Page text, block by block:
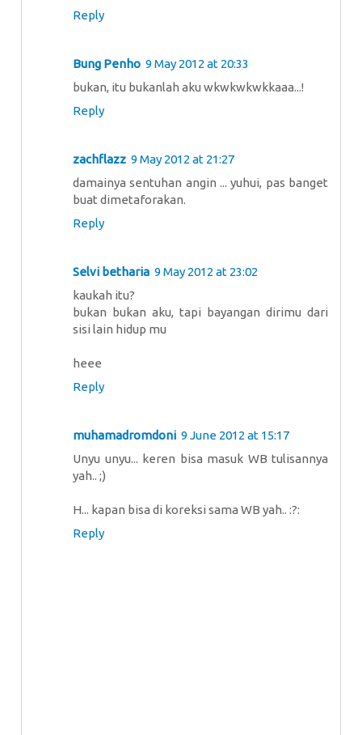
Reply
Bung Penho 9 May 2012 at 20:33
bukan, itu bukanlah aku wkwkwkwkkaaa...!
Reply
zachflazz 9 May 2012 at 21:27
damainya sentuhan angin ... yuhui, pas banget
buat dimetaforakan.
Reply
Selvi betharia 9 May 2012 at 23:02
kaukah itu?
bukan bukan aku, tapi bayangan dirimu dari
sisi lain hidup mu
heee
Reply
muhamadromdoni 9 June 2012 at 15:17
Unyu unyu... keren bisa masuk WB tulisannya
yah.. ;)
H... kapan bisa di koreksi sama WB yah.. :?:
Reply